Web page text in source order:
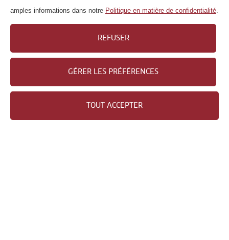
HOME
QUI SOMMES-NOUS?
FOIRE AUX QUESTIONS
NEWSLETTER
MENTIONS LÉGALES
amples informations dans notre Politique en matière de confidentialité.
REFUSER
GÉRER LES PRÉFÉRENCES
TOUT ACCEPTER